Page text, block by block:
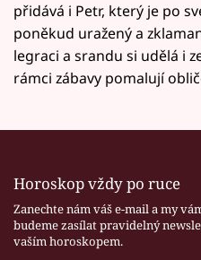
přidává i Petr, který je po
poněkud uražený a
legraci a srandu si udělá i
rámci zábavy pomalují
Horoskop vždy po ruce
Zanechte nám váš e-mail a my
budeme zasílat pravidelný
vaším horoskopem.